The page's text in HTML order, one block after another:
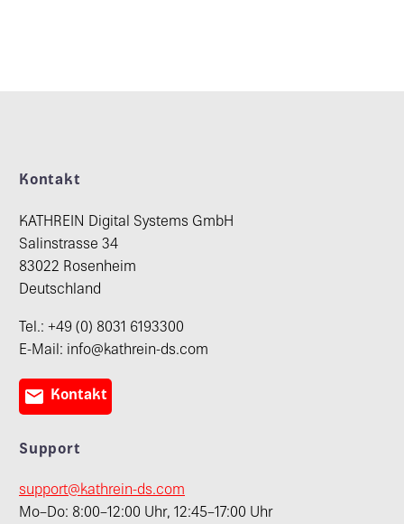
Kontakt
KATHREIN Digital Systems GmbH
Salinstrasse 34
83022 Rosenheim
Deutschland
Tel.: +49 (0) 8031 6193300
E-Mail: info@kathrein-ds.com
 Kontakt
Support
support@kathrein-ds.com
Mo–Do: 8:00–12:00 Uhr, 12:45–17:00 Uhr